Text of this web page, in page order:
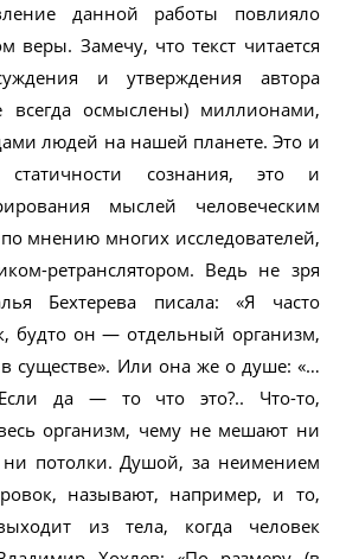
данной работы повлияло
веры. Замечу, что текст читается
и утверждения автора
осмыслены) миллионами,
людей на нашей планете. Это и
сознания, это и
мыслей человеческим
мнению многих исследователей,
ретранслятором. Ведь не зря
Бехтерева писала: «Я часто
будто он — отдельный организм,
существе». Или она же о душе: «…
да — то что это?.. Что-то,
организм, чему не мешают ни
потолки. Душой, за неимением
называют, например, и то,
из тела, когда человек